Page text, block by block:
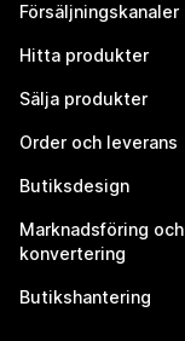
Försäljningskanaler
Hitta produkter
Sälja produkter
Order och leverans
Butiksdesign
Marknadsföring och
konvertering
Butikshantering